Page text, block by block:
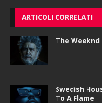
ARTICOLI CORRELATI
The Weeknd
Swedish
To A Flame